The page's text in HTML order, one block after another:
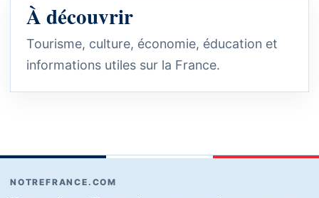
À découvrir
Tourisme, culture, économie, éducation et
informations utiles sur la France.
NOTREFRANCE.COM